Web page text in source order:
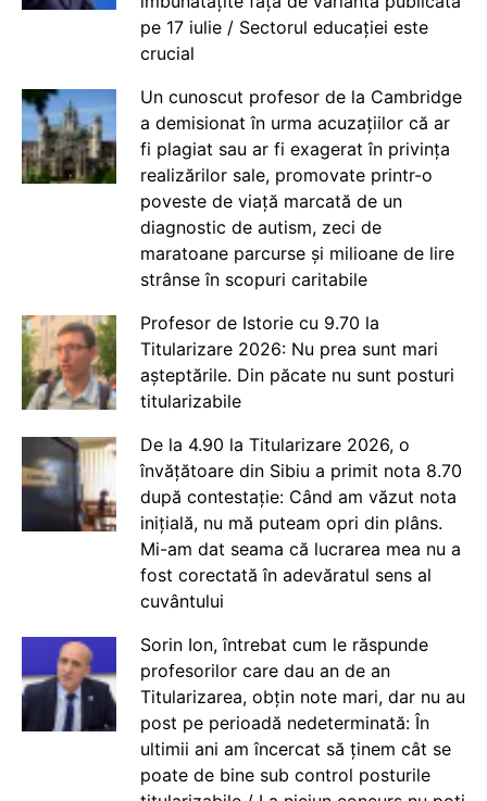
pe 17 iulie / Sectorul educației este
crucial
Un cunoscut profesor de la Cambridge
a demisionat în urma acuzațiilor că ar
fi plagiat sau ar fi exagerat în privința
realizărilor sale, promovate printr-o
poveste de viață marcată de un
diagnostic de autism, zeci de
maratoane parcurse și milioane de lire
strânse în scopuri caritabile
Profesor de Istorie cu 9.70 la
Titularizare 2026: Nu prea sunt mari
așteptările. Din păcate nu sunt posturi
titularizabile
De la 4.90 la Titularizare 2026, o
învățătoare din Sibiu a primit nota 8.70
după contestație: Când am văzut nota
inițială, nu mă puteam opri din plâns.
Mi-am dat seama că lucrarea mea nu a
fost corectată în adevăratul sens al
cuvântului
Sorin Ion, întrebat cum le răspunde
profesorilor care dau an de an
Titularizarea, obțin note mari, dar nu au
post pe perioadă nedeterminată: În
ultimii ani am încercat să ținem cât se
poate de bine sub control posturile